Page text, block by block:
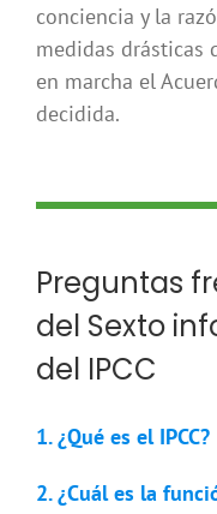
conciencia y la
medidas drásticas
en marcha el
decidida.
Preguntas
del Sexto
del IPCC
1. ¿Qué es el IPCC?
2. ¿Cuál es la